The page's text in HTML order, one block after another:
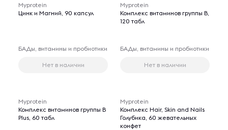
Myprotein
Цинк и Магний, 90 капсул
БАДы, витамины и пробиотики
Нет в наличии
Myprotein
Комплекс витаминов группы B,
120 табл
БАДы, витамины и пробиотики
Нет в наличии
Myprotein
Комплекс витаминов группы B
Plus, 60 табл
Myprotein
Комплекс Hair, Skin and Nails
Голубика, 60 жевательных
конфет